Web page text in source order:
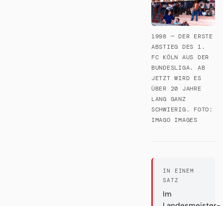
1998 — DER ERSTE
ABSTIEG DES 1.
FC KÖLN AUS DER
BUNDESLIGA. AB
JETZT WIRD ES
ÜBER 20 JAHRE
LANG GANZ
SCHWIERIG. FOTO:
IMAGO IMAGES
IN EINEM
SATZ
Im